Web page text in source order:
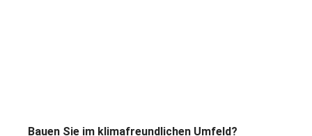
Bauen Sie im klimafreundlichen Umfeld?